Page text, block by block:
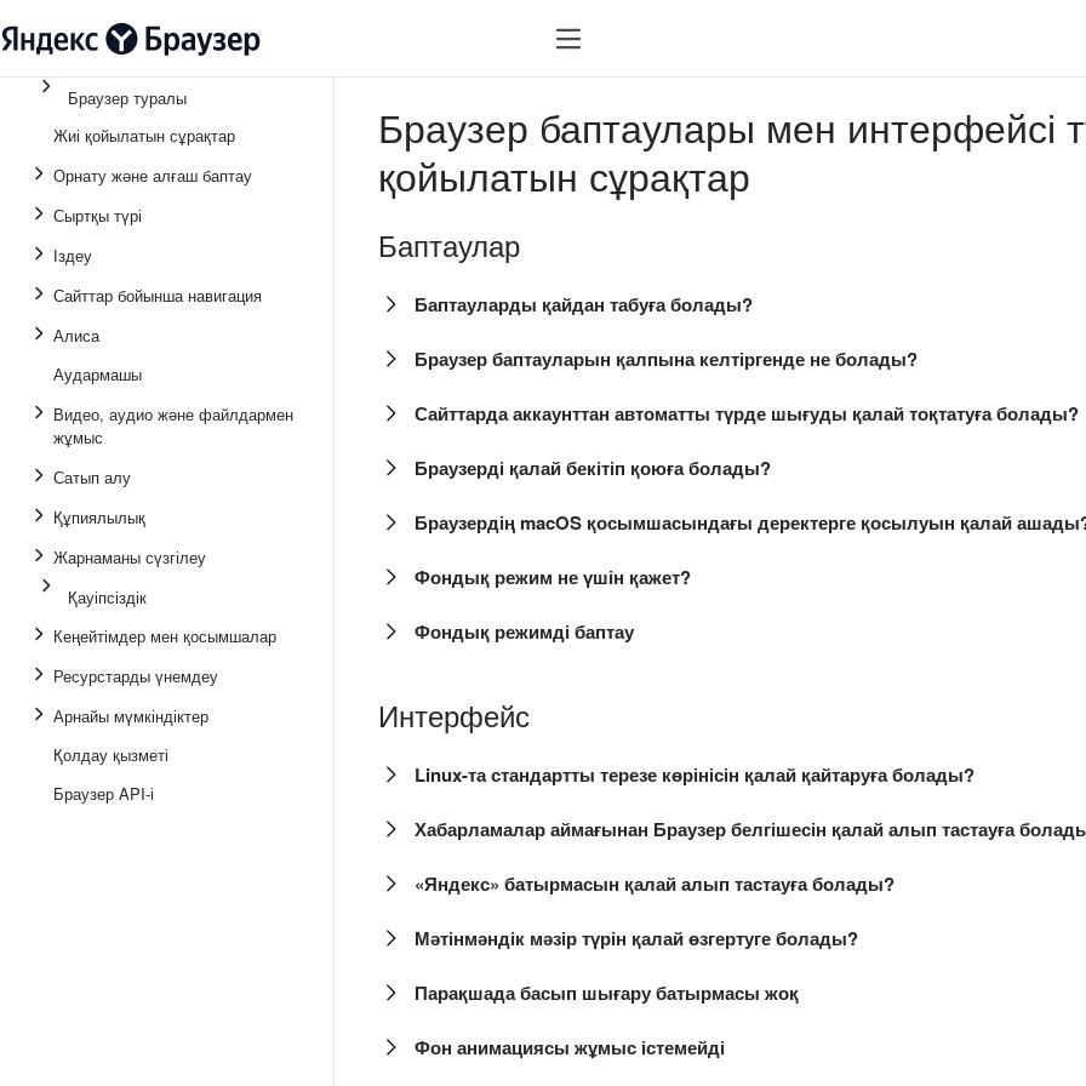
Браузер туралы
Жиі қойылатын сұрақтар
Орнату және алғаш баптау
Сыртқы түрі
Іздеу
Сайттар бойынша навигация
Алиса
Аудармашы
Видео, аудио және файлдармен
жұмыс
Сатып алу
Құпиялылық
Жарнаманы сүзгілеу
Қауіпсіздік
Кеңейтімдер мен қосымшалар
Ресурстарды үнемдеу
Арнайы мүмкіндіктер
Қолдау қызметі
Браузер API-і
Браузер баптаулары мен интерфейсі
қойылатын сұрақтар
Баптаулар
Баптауларды қайдан табуға болады?
Браузер баптауларын қалпына келтіргенде не болады?
Сайттарда аккаунттан автоматты түрде шығуды қалай тоқтатуға болады?
Браузерді қалай бекітіп қоюға болады?
Браузердің macOS қосымшасындағы деректерге қосылуын қалай
Фондық режим не үшін қажет?
Фондық режимді баптау
Интерфейс
Linux-та стандартты терезе көрінісін қалай қайтаруға болады?
Хабарламалар аймағынан Браузер белгішесін қалай алып тастауға
«Яндекс» батырмасын қалай алып тастауға болады?
Мәтінмәндік мәзір түрін қалай өзгертуге болады?
Парақшада басып шығару батырмасы жоқ
Фон анимациясы жұмыс істемейді